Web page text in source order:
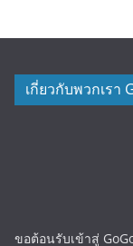
เกี่ยวกับพวกเรา
ขอต้อนรับเข้าสู่